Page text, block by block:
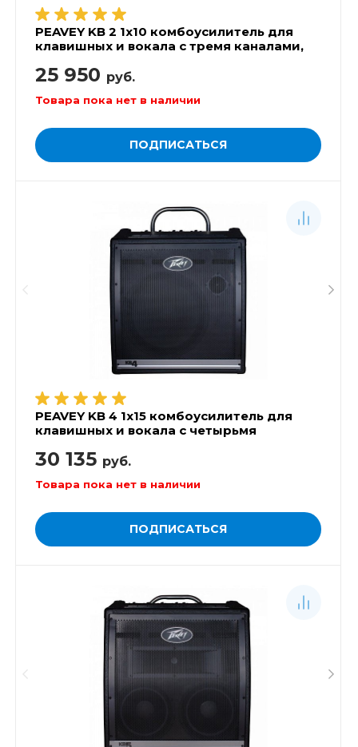
PEAVEY KB 2 1x10 комбоусилитель для
клавишных и вокала с тремя каналами,
25 950 руб.
Товара пока нет в наличии
ПОДПИСАТЬСЯ
PEAVEY KB 4 1x15 комбоусилитель для
клавишных и вокала с четырьмя
30 135 руб.
Товара пока нет в наличии
ПОДПИСАТЬСЯ